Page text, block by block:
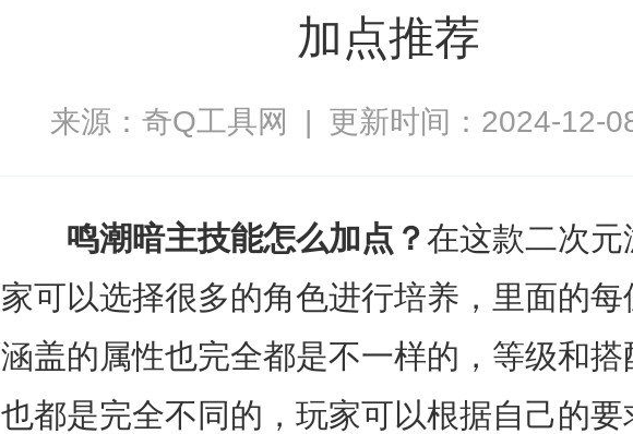
加点推荐
来源：奇Q工具网 | 更新时间：2024-12-
鸣潮暗主技能怎么加点？在这款二次元
家可以选择很多的角色进行培养，里面的每
涵盖的属性也完全都是不一样的，等级和搭
也都是完全不同的，玩家可以根据自己的要